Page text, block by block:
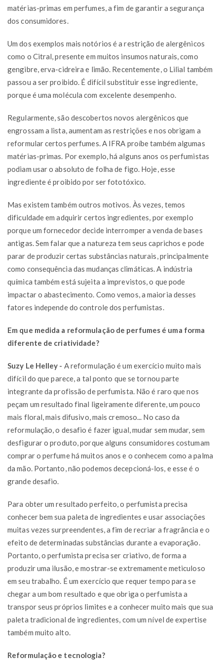
matérias-primas em perfumes, a fim de garantir a segurança
dos consumidores.
Um dos exemplos mais notórios é a restrição de alergênicos
como o Citral, presente em muitos insumos naturais, como
gengibre, erva-cidreira e limão. Recentemente, o Lilial também
passou a ser proibido. É difícil substituir esse ingrediente,
porque é uma molécula com excelente desempenho.
Regularmente, são descobertos novos alergênicos que
engrossam a lista, aumentam as restrições e nos obrigam a
reformular certos perfumes. A IFRA proíbe também algumas
matérias-primas. Por exemplo, há alguns anos os perfumistas
podiam usar o absoluto de folha de figo. Hoje, esse
ingrediente é proibido por ser fototóxico.
Mas existem também outros motivos. Às vezes, temos
dificuldade em adquirir certos ingredientes, por exemplo
porque um fornecedor decide interromper a venda de bases
antigas. Sem falar que a natureza tem seus caprichos e pode
parar de produzir certas substâncias naturais, principalmente
como consequência das mudanças climáticas. A indústria
química também está sujeita a imprevistos, o que pode
impactar o abastecimento. Como vemos, a maioria desses
fatores independe do controle dos perfumistas.
Em que medida a reformulação de perfumes é uma forma
diferente de criatividade?
Suzy Le Helley - A reformulação é um exercício muito mais
difícil do que parece, a tal ponto que se tornou parte
integrante da profissão de perfumista. Não é raro que nos
peçam um resultado final ligeiramente diferente, um pouco
mais floral, mais difusivo, mais cremoso... No caso da
reformulação, o desafio é fazer igual, mudar sem mudar, sem
desfigurar o produto, porque alguns consumidores costumam
comprar o perfume há muitos anos e o conhecem como a palma
da mão. Portanto, não podemos decepcioná-los, e esse é o
grande desafio.
Para obter um resultado perfeito, o perfumista precisa
conhecer bem sua paleta de ingredientes e usar associações
muitas vezes surpreendentes, a fim de recriar a fragrância e o
efeito de determinadas substâncias durante a evaporação.
Portanto, o perfumista precisa ser criativo, de forma a
produzir uma ilusão, e mostrar-se extremamente meticuloso
em seu trabalho. É um exercício que requer tempo para se
chegar a um bom resultado e que obriga o perfumista a
transpor seus próprios limites e a conhecer muito mais que sua
paleta tradicional de ingredientes, com um nível de expertise
também muito alto.
Reformulação e tecnologia?